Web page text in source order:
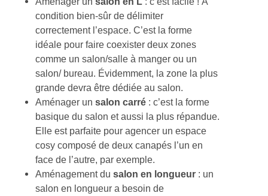
condition bien-sûr de délimiter
correctement l’espace. C’est la forme
idéale pour faire coexister deux zones
comme un salon/salle à manger ou un
salon/ bureau. Évidemment, la zone la plus
grande devra être dédiée au salon.
Aménager unsalon carré : c’est la forme
basique du salon et aussi la plus répandue.
Elle est parfaite pour agencer un espace
cosy composé de deux canapés l’un en
face de l’autre, par exemple.
Aménagement dusalon en longueur : un
salon en longueur a besoin de